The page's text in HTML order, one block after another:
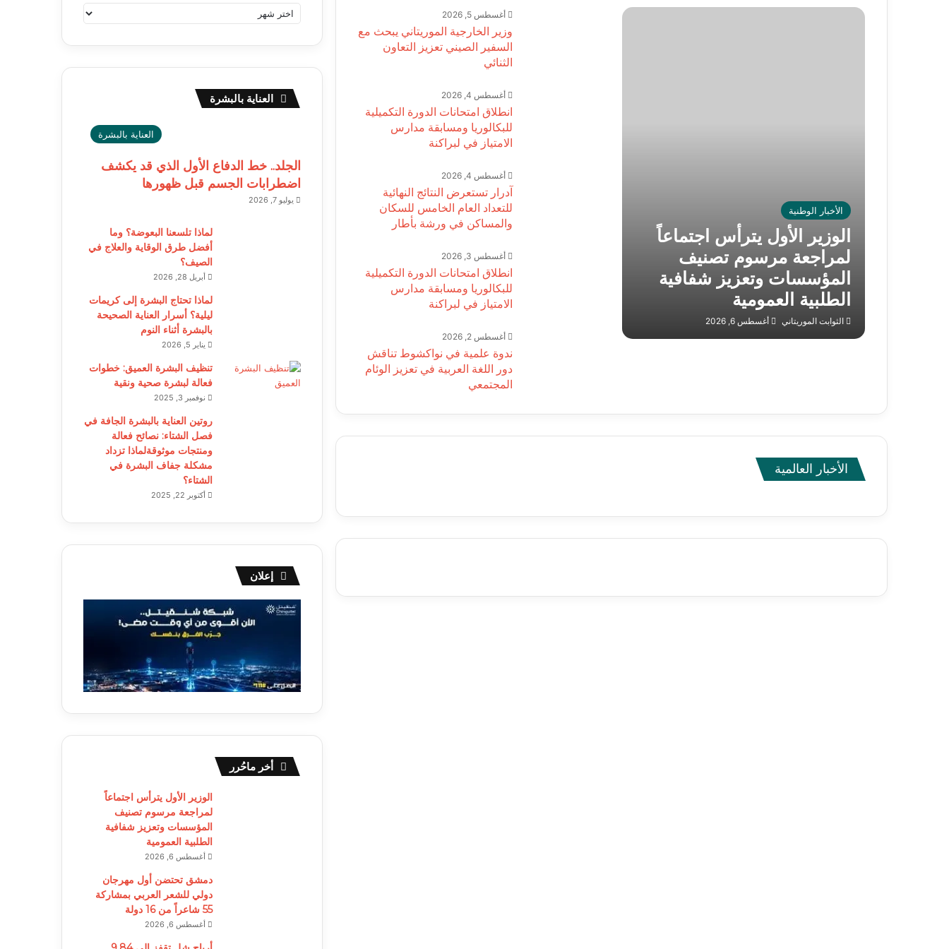
الأخبار الوطنية
الوزير الأول يترأس اجتماعاً
لمراجعة مرسوم تصنيف
المؤسسات وتعزيز شفافية
الطلبية العمومية
الثوابت الموريتاني أغسطس 6, 2026
أغسطس 5, 2026
وزير الخارجية الموريتاني يبحث مع
السفير الصيني تعزيز التعاون
الثنائي
أغسطس 4, 2026
انطلاق امتحانات الدورة التكميلية
للبكالوريا ومسابقة مدارس
الامتياز في لبراكنة
أغسطس 4, 2026
آدرار تستعرض النتائج النهائية
للتعداد العام الخامس للسكان
والمساكن في ورشة بأطار
أغسطس 3, 2026
انطلاق امتحانات الدورة التكميلية
للبكالوريا ومسابقة مدارس
الامتياز في لبراكنة
أغسطس 2, 2026
ندوة علمية في نواكشوط تناقش
دور اللغة العربية في تعزيز الوئام
المجتمعي
الأخبار العالمية
العناية بالبشرة
العناية بالبشرة
الجلد.. خط الدفاع الأول الذي قد يكشف
اضطرابات الجسم قبل ظهورها
يوليو 7, 2026
لماذا تلسعنا البعوضة؟ وما
أفضل طرق الوقاية والعلاج في
الصيف؟
أبريل 28, 2026
لماذا تحتاج البشرة إلى كريمات
ليلية؟ أسرار العناية الصحيحة
بالبشرة أثناء النوم
يناير 5, 2026
تنظيف البشرة العميق: خطوات
فعالة لبشرة صحية ونقية
نوفمبر 3, 2025
روتين العناية بالبشرة الجافة في
فصل الشتاء: نصائح فعالة
ومنتجات موثوقةلماذا تزداد
مشكلة جفاف البشرة في
الشتاء؟
أكتوبر 22, 2025
إعلان
أخر ماحُرر
الوزير الأول يترأس اجتماعاً
لمراجعة مرسوم تصنيف
المؤسسات وتعزيز شفافية
الطلبية العمومية
أغسطس 6, 2026
دمشق تحتضن أول مهرجان
دولي للشعر العربي بمشاركة
55 شاعراً من 16 دولة
أغسطس 6, 2026